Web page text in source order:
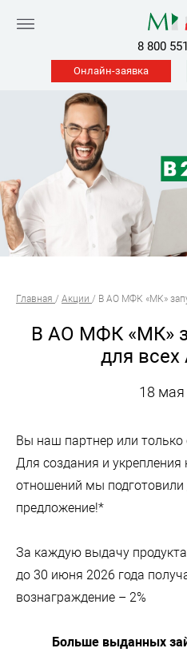
8 800
Онлайн-заявка
Главная / Акции / В АО МФК «МК»
В АО МФК «МК»
для всех
18 мая
Вы наш партнер или только
Для создания и укрепления
отношений мы
предложение!*
За каждую выдачу
до 30 июня 2026 года
вознаграждение – 2%
Больше выданных